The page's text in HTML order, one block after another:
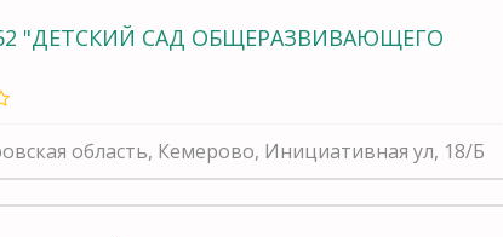
"ДЕТСКИЙ САД ОБЩЕРАЗВИВАЮЩЕГО
область, Кемерово, Инициативная ул, 18/Б